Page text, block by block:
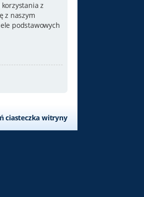
z
z naszym
podstawowych
ciasteczka witryny